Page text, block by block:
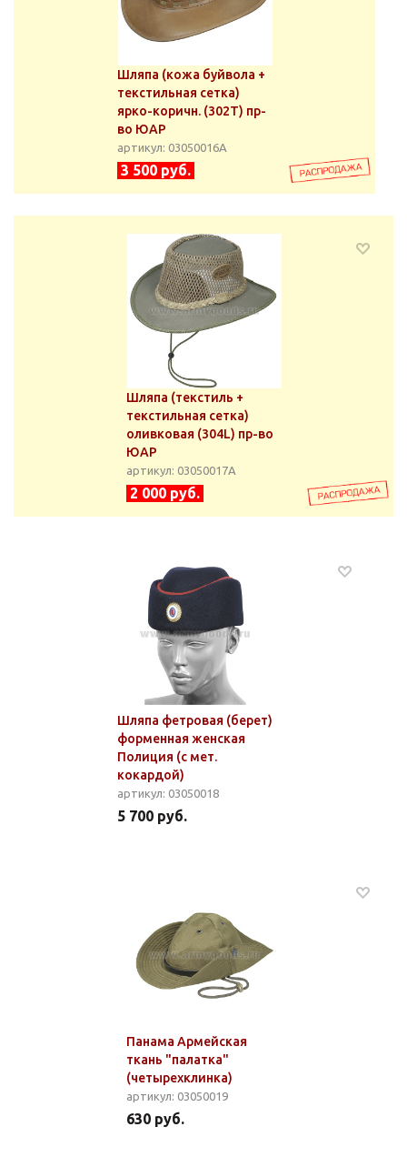
Шляпа (кожа буйвола +
текстильная сетка)
ярко-коричн. (302Т) пр-
во ЮАР
артикул: 03050016А
3 500 руб.
Шляпа (текстиль +
текстильная сетка)
оливковая (304L) пр-во
ЮАР
артикул: 03050017А
2 000 руб.
Шляпа фетровая (берет)
форменная женская
Полиция (с мет.
кокардой)
артикул: 03050018
5 700 руб.
Панама Армейская
ткань "палатка"
(четырехклинка)
артикул: 03050019
630 руб.